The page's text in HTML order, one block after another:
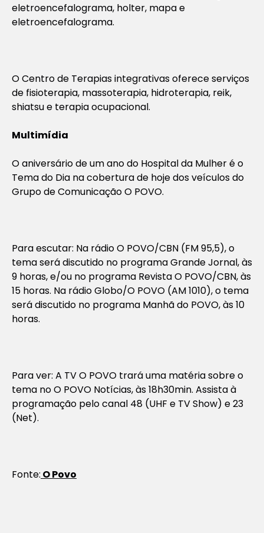
eletroencefalograma, holter, mapa e
eletroencefalograma.
O Centro de Terapias integrativas oferece serviços
de fisioterapia, massoterapia, hidroterapia, reik,
shiatsu e terapia ocupacional.
Multimídia
O aniversário de um ano do Hospital da Mulher é o
Tema do Dia na cobertura de hoje dos veículos do
Grupo de Comunicação O POVO.
Para escutar: Na rádio O POVO/CBN (FM 95,5), o
tema será discutido no programa Grande Jornal, às
9 horas, e/ou no programa Revista O POVO/CBN, às
15 horas. Na rádio Globo/O POVO (AM 1010), o tema
será discutido no programa Manhã do POVO, às 10
horas.
Para ver: A TV O POVO trará uma matéria sobre o
tema no O POVO Notícias, às 18h30min. Assista à
programação pelo canal 48 (UHF e TV Show) e 23
(Net).
Fonte: O Povo